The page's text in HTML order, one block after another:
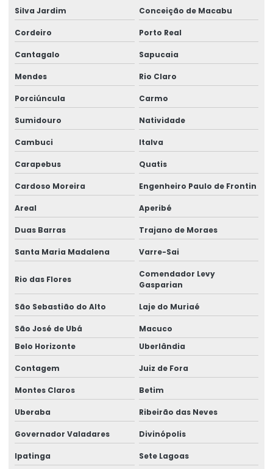
Selo de garantia destrutível
Selo de garantia personalizado
Selo holográfico autenticidade
Selo holográfico void
Selo void garantia
Selos holográficos personalizados
Selos holográficos de segurança
Silva Jardim Conceição de Macabu
Cordeiro Porto Real
Cantagalo Sapucaia
Mendes Rio Claro
Porciúncula Carmo
Sumidouro Natividade
Cambuci Italva
Carapebus Quatis
Cardoso Moreira Engenheiro Paulo de Frontin
Areal Aperibé
Duas Barras Trajano de Moraes
Santa Maria Madalena Varre-Sai
Rio das Flores
Comendador Levy
Gasparian
São Sebastião do Alto Laje do Muriaé
São José de Ubá
Macuco
Belo Horizonte
Uberlândia
Contagem Juiz de Fora
Montes Claros Betim
Uberaba Ribeirão das Neves
Governador Valadares Divinópolis
Ipatinga Sete Lagoas